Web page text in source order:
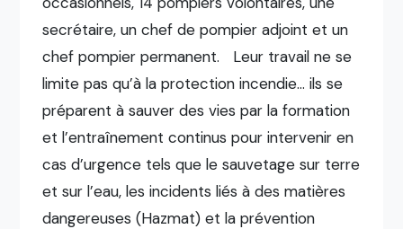
secrétaire, un chef de pompier adjoint et un
chef pompier permanent. Leur travail ne se
limite pas qu’à la protection incendie… ils se
préparent à sauver des vies par la formation
et l’entraînement continus pour intervenir en
cas d’urgence tels que le sauvetage sur terre
et sur l’eau, les incidents liés à des matières
dangereuses (Hazmat) et la prévention